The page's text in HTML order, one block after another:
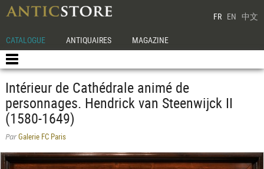
FR EN 中文
CATALOGUE ANTIQUAIRES MAGAZINE
Intérieur de Cathédrale animé de
personnages. Hendrick van Steenwijck II
(1580-1649)
ParGalerie FC Paris